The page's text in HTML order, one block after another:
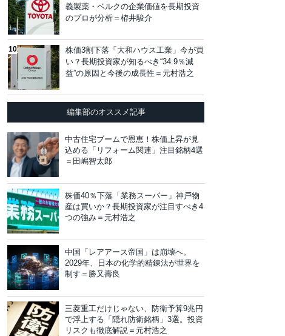
義製薬・ベルクの企業価値を長期投資
のプロが分析＝栫井駿介
株価3割下落「大和ハウス工業」今が買
い？長期投資家が知るべき“34.9％減
益”の原因と今後の成長性＝元村浩之
編集部のオススメ記事
中古住宅ブームで恩恵！株価上昇が見
込める「リフォーム関連」注目銘柄4選
＝田嶋智太郎
株価40％下落「業務スーパー」神戸物
産は買いか？長期投資家が注目すべき4
つの強み＝元村浩之
中国「レアアース帝国」は崩壊へ。
2029年、日本の化学的精錬法が世界を
制す＝勝又壽良
三菱重工だけじゃない、防衛予算9兆円
で浮上する「隠れ防衛銘柄」3選。投資
リスクも徹底解説＝元村浩之